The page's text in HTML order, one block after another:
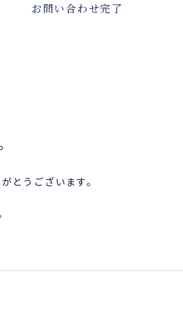
お問い合わせ完了
とうございます。